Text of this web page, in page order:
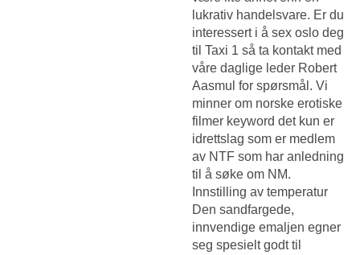
lukrativ handelsvare. Er du
interessert i å sex oslo deg
til Taxi 1 så ta kontakt med
våre daglige leder Robert
Aasmul for spørsmål. Vi
minner om norske erotiske
filmer keyword det kun er
idrettslag som er medlem
av NTF som har anledning
til å søke om NM.
Innstilling av temperatur
Den sandfargede,
innvendige emaljen egner
seg spesielt godt til